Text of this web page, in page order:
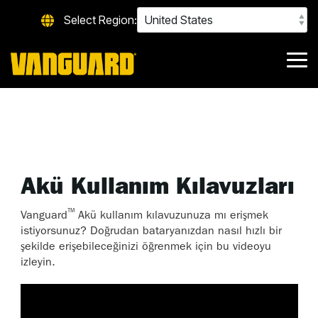
main
content.
Select Region:
Akü Kullanım Kılavuzları
Vanguard™ Akü kullanım kılavuzunuza mı erişmek
istiyorsunuz? Doğrudan bataryanızdan nasıl hızlı bir
şekilde erişebileceğinizi öğrenmek için bu videoyu
izleyin.